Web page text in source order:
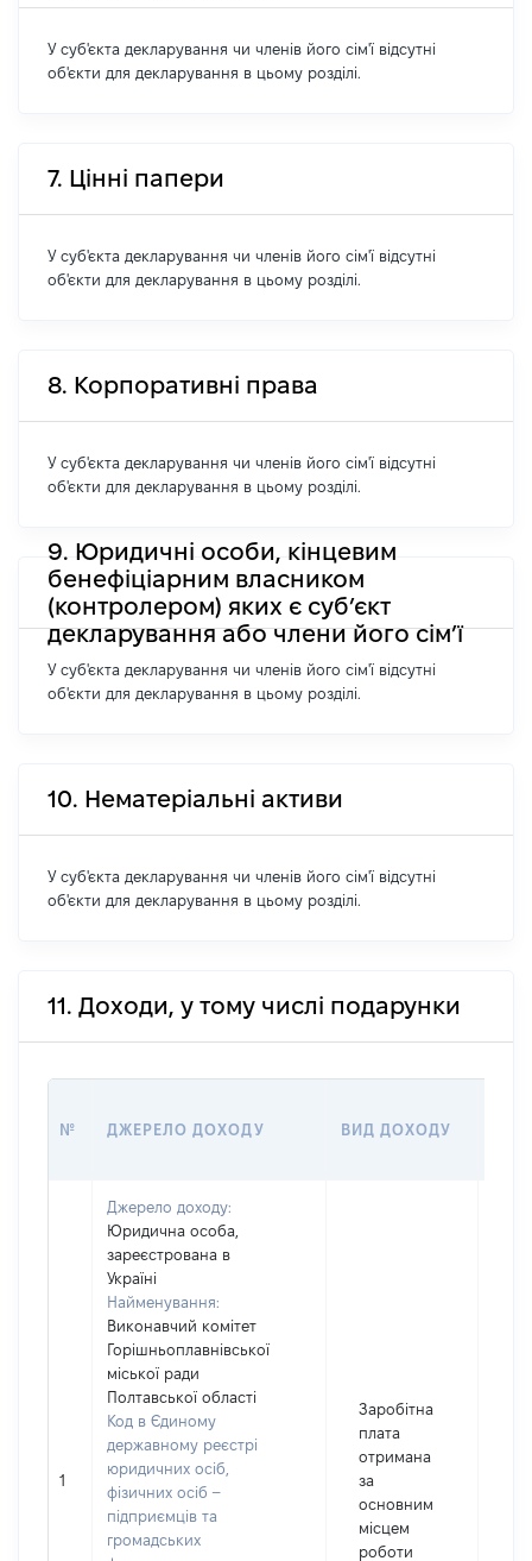
У суб'єкта декларування чи членів його сім'ї відсутні
об'єкти для декларування в цьому розділі.
7. Цінні папери
У суб'єкта декларування чи членів його сім'ї відсутні
об'єкти для декларування в цьому розділі.
8. Корпоративні права
У суб'єкта декларування чи членів його сім'ї відсутні
об'єкти для декларування в цьому розділі.
9. Юридичні особи, кінцевим
бенефіціарним власником
(контролером) яких є суб’єкт
декларування або члени його сім’ї
У суб'єкта декларування чи членів його сім'ї відсутні
об'єкти для декларування в цьому розділі.
10. Нематеріальні активи
У суб'єкта декларування чи членів його сім'ї відсутні
об'єкти для декларування в цьому розділі.
11. Доходи, у тому числі подарунки
№ ДЖЕРЕЛО ДОХОДУ ВИД ДОХОДУ
1
Джерело доходу:
Юридична особа,
зареєстрована в
Україні
Найменування:
Виконавчий комітет
Горішньоплавнівської
міської ради
Полтавської області
Код в Єдиному
державному реєстрі
юридичних осіб,
фізичних осіб –
підприємців та
громадських
Заробітна
плата
отримана
за
основним
місцем
роботи